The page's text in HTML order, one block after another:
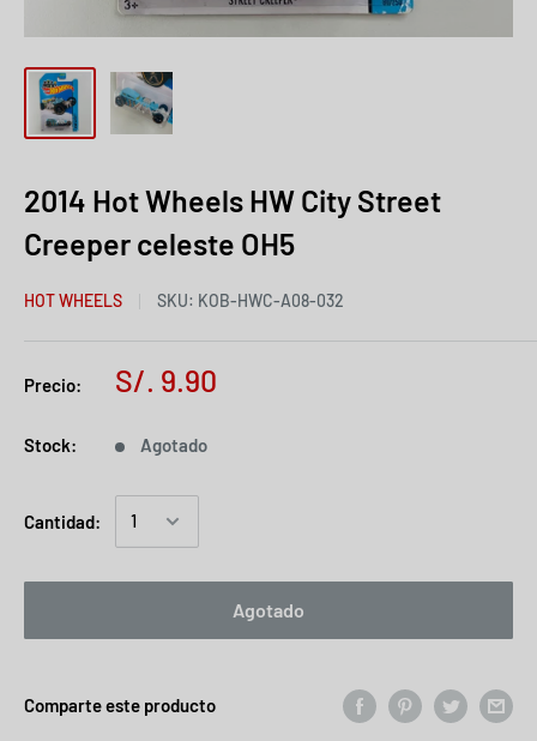
2014 Hot Wheels HW City Street
Creeper celeste OH5
HOT WHEELS SKU: KOB-HWC-A08-032
Precio: S/. 9.90
Stock: Agotado
Cantidad:
Agotado
Comparte este producto